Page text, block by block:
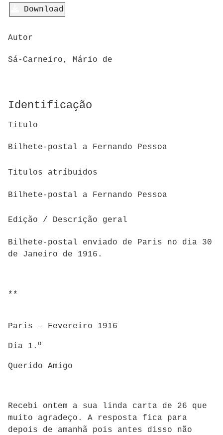
Download
Autor
Sá-Carneiro, Mário de
Identificação
Titulo
Bilhete-postal a Fernando Pessoa
Titulos atríbuidos
Bilhete-postal a Fernando Pessoa
Edição / Descrição geral
Bilhete-postal enviado de Paris no dia 30
de Janeiro de 1916.
**
Paris – Fevereiro 1916
Dia 1. o
Querido Amigo
Recebi ontem a sua linda carta de 26 que
muito agradeço. A resposta fica para
depois de amanhã pois antes disso não